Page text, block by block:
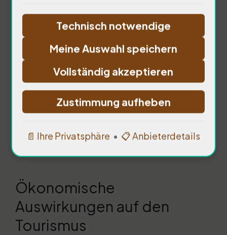
Reisen könnte das Vertrauen in die
Gesellschaft untergraben. Wir
müssen die Psyche der Menschen
ernst nehmen. Wie können wir die
mentale Gesundheit fördern, um
Ökonomische
Auswirkungen auf den
Tourismus
Technisch notwendige
Meine Auswahl speichern
Vollständig akzeptieren
Zustimmung aufheben
📄 Ihre Privatsphäre • 📋 Anbieterdetails